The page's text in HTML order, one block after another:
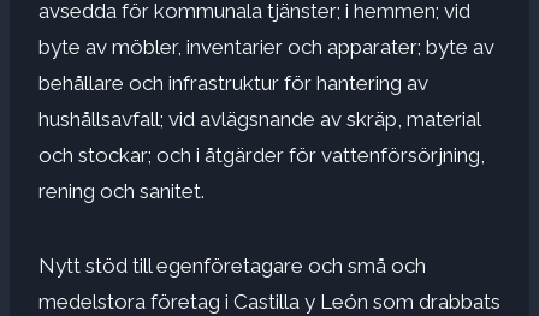
avsedda för kommunala tjänster; i hemmen; vid
byte av möbler, inventarier och apparater; byte av
behållare och infrastruktur för hantering av
hushållsavfall; vid avlägsnande av skräp, material
och stockar; och i åtgärder för vattenförsörjning,
rening och sanitet.
Nytt stöd till egenföretagare och små och
medelstora företag i Castilla y León som drabbats